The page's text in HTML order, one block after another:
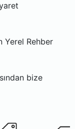
Yerel Rehber
bize